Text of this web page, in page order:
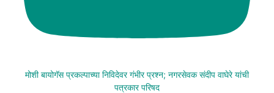
मोशी बायोगॅस प्रकल्पाच्या निविदेवर गंभीर प्रश्न; नगरसेवक संदीप वाघेरे यांची
पत्रकार परिषद